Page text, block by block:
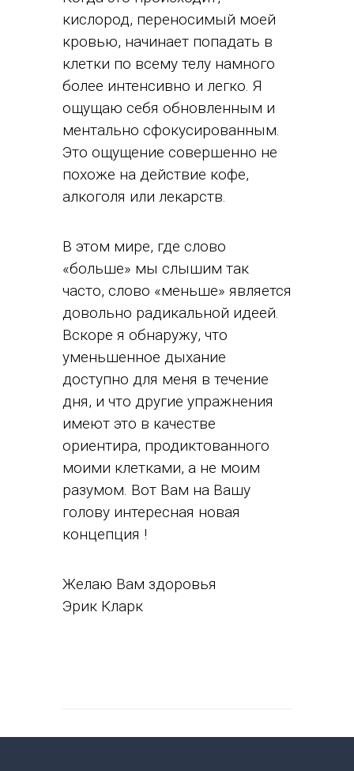
кислород, переносимый моей
кровью, начинает попадать в
клетки по всему телу намного
более интенсивно и легко. Я
ощущаю себя обновленным и
ментально сфокусированным.
Это ощущение совершенно не
похоже на действие кофе,
алкоголя или лекарств.
В этом мире, где слово
«больше» мы слышим так
часто, слово «меньше» является
довольно радикальной идеей.
Вскоре я обнаружу, что
уменьшенное дыхание
доступно для меня в течение
дня, и что другие упражнения
имеют это в качестве
ориентира, продиктованного
моими клетками, а не моим
разумом. Вот Вам на Вашу
голову интересная новая
концепция !
Желаю Вам здоровья
Эрик Кларк